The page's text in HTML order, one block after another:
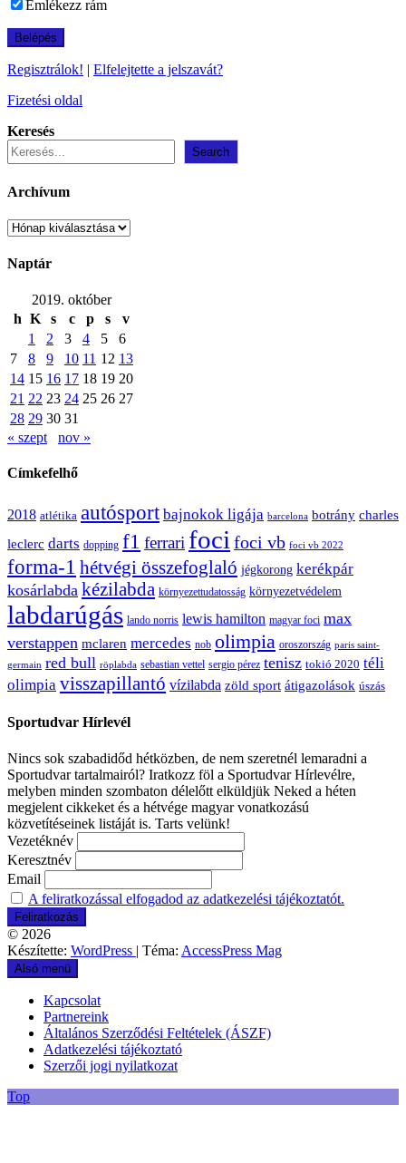
Emlékezz rám
Regisztrálok! | Elfelejtette a jelszavát?
Fizetési oldal
Keresés
Search
Archívum
Archívum
Naptár
2019. október
h K s c p s
v
1
2 3 4 5
6
7
8 9 10 11 12 13
14 15 16 17 18 19 20
21 22 23 24 25 26 27
28 29 30 31
« szept
nov »
Címkefelhő
2018 atlétika autósport bajnokok ligája barcelona botrány charles
leclerc darts dopping f1 ferrari foci foci vb foci vb 2022
forma-1 hétvégi összefoglaló jégkorong kerékpár
kosárlabda kézilabda környezettudatosság környezetvédelem
labdarúgás lando norris lewis hamilton magyar foci max
verstappen mclaren mercedes nob olimpia oroszország paris saint-
germain red bull röplabda sebastian vettel sergio pérez tenisz tokió 2020 téli
olimpia visszapillantó vízilabda zöld sport átigazolások úszás
Sportudvar Hírlevél
Nincs sok szabadidőd hétközben, de nem szeretnél lemaradni a
Sportudvar tartalmairól? Iratkozz föl a Sportudvar Hírlevélre,
melyben minden szombaton délelőtt elküldjük Neked a héten
megjelent cikkeket és a hétvége magyar vonatkozású
közvetítéseinek listáját is. Tarts velünk!
Vezetéknév
Keresztnév
Email
A feliratkozással elfogadod az adatkezelési tájékoztatót.
© 2026
Készítette: WordPress | Téma: AccessPress Mag
Alsó menü
Kapcsolat
Partnereink
Általános Szerződési Feltételek (ÁSZF)
Adatkezelési tájékoztató
Szerzői jogi nyilatkozat
Top